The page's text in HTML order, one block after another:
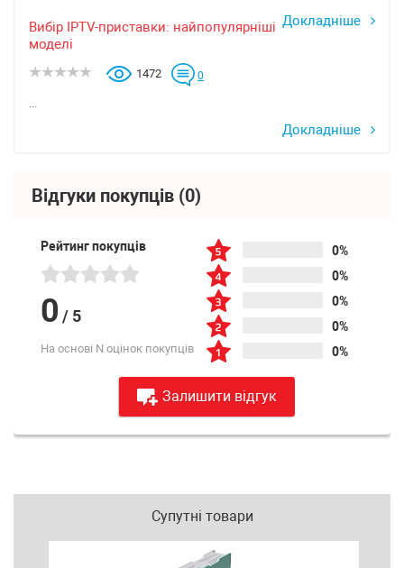
Докладніше
Вибір IPTV-приставки: найпопулярніші
моделі
1472 0
...
Докладніше
Відгуки покупців (0)
Рейтинг покупців
0 / 5
На основі N оцінок покупців
0%
0%
0%
0%
0%
Залишити відгук
Супутні товари